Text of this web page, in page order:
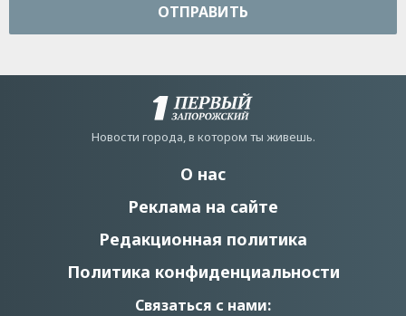
ОТПРАВИТЬ
Новости города, в котором ты живешь.
О нас
Реклама на сайте
Редакционная политика
Политика конфиденциальности
Связаться с нами: